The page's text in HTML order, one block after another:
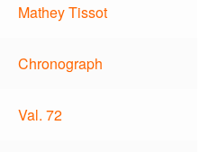
Mathey Tissot
Chronograph
Val. 72